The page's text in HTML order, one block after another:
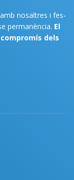
nosaltres i fes-
permanència. El
dels